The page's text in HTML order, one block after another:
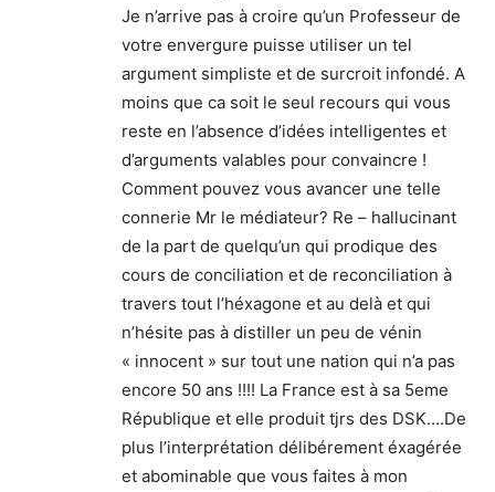
Je n’arrive pas à croire qu’un Professeur de
votre envergure puisse utiliser un tel
argument simpliste et de surcroit infondé. A
moins que ca soit le seul recours qui vous
reste en l’absence d’idées intelligentes et
d’arguments valables pour convaincre !
Comment pouvez vous avancer une telle
connerie Mr le médiateur? Re – hallucinant
de la part de quelqu’un qui prodique des
cours de conciliation et de reconciliation à
travers tout l’héxagone et au delà et qui
n’hésite pas à distiller un peu de vénin
« innocent » sur tout une nation qui n’a pas
encore 50 ans !!!! La France est à sa 5eme
République et elle produit tjrs des DSK….De
plus l’interprétation délibérement éxagérée
et abominable que vous faites à mon